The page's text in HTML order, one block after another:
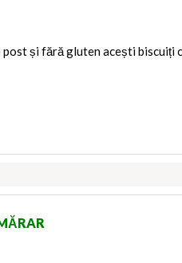
și fără gluten acești biscuiți